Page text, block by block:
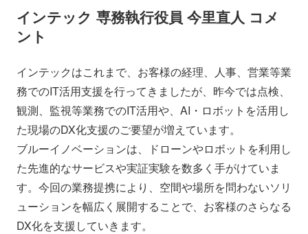
インテック 専務執行役員 今里直人 コメ
ント
インテックはこれまで、お客様の経理、人事、営業等業
務でのIT活用支援を行ってきましたが、昨今では点検、
観測、監視等業務でのIT活用や、AI・ロボットを活用し
た現場のDX化支援のご要望が増えています。
ブルーイノベーションは、ドローンやロボットを利用し
た先進的なサービスや実証実験を数多く手がけていま
す。今回の業務提携により、空間や場所を問わないソリ
ューションを幅広く展開することで、お客様のさらなる
DX化を支援していきます。